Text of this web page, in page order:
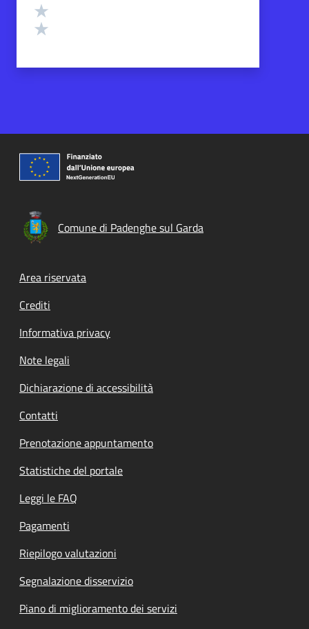
Comune di Padenghe sul Garda
Footer menu
Area riservata
Crediti
Informativa privacy
Note legali
Dichiarazione di accessibilità
Contatti
Prenotazione appuntamento
Statistiche del portale
Leggi le FAQ
Pagamenti
Riepilogo valutazioni
Segnalazione disservizio
Piano di miglioramento dei servizi